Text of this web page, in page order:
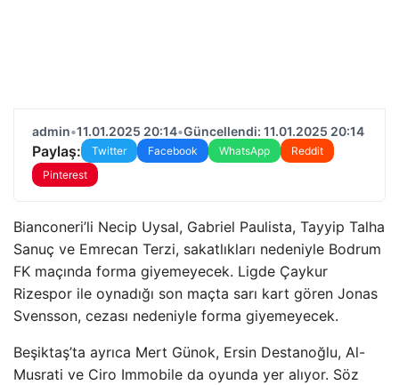
admin•11.01.2025 20:14•Güncellendi: 11.01.2025 20:14
Paylaş: Twitter Facebook WhatsApp
Reddit
Pinterest
Bianconeri’li Necip Uysal, Gabriel Paulista, Tayyip Talha
Sanuç ve Emrecan Terzi, sakatlıkları nedeniyle Bodrum
FK maçında forma giyemeyecek. Ligde Çaykur
Rizespor ile oynadığı son maçta sarı kart gören Jonas
Svensson, cezası nedeniyle forma giyemeyecek.
Beşiktaş’ta ayrıca Mert Günok, Ersin Destanoğlu, Al-
Musrati ve Ciro Immobile da oyunda yer alıyor. Söz